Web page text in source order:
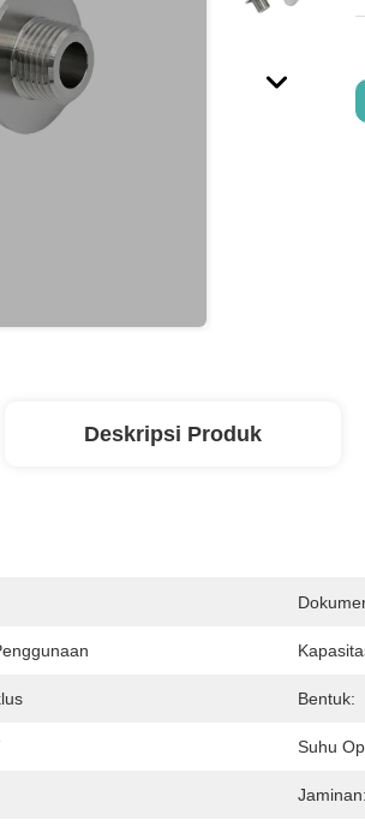
Deskripsi Produk
Bentuk:
Suhu
Jaminan: